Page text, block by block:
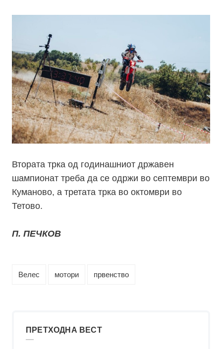
Втората трка од годинашниот државен
шампионат треба да се одржи во септември во
Куманово, а третата трка во октомври во
Тетово.
П. ПЕЧКОВ
Велес мотори првенство
ПРЕТХОДНА ВЕСТ